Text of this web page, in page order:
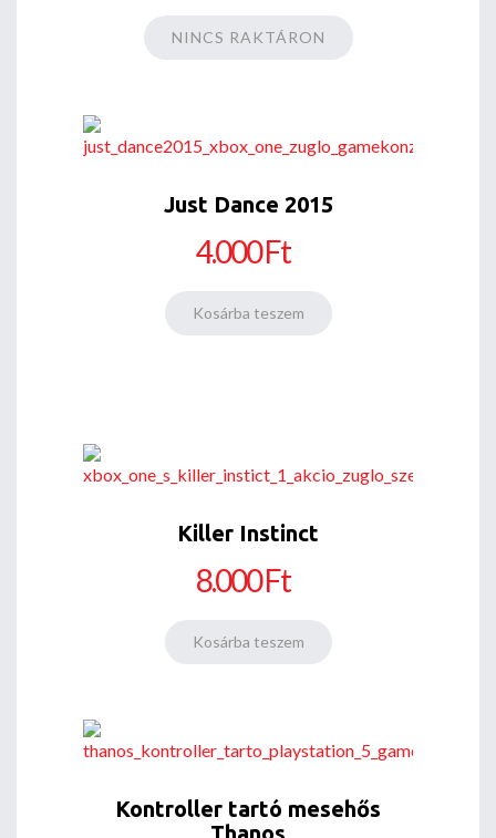
NINCS RAKTÁRON
Just Dance 2015
4.000 Ft
Killer Instinct
8.000 Ft
Kontroller tartó mesehős